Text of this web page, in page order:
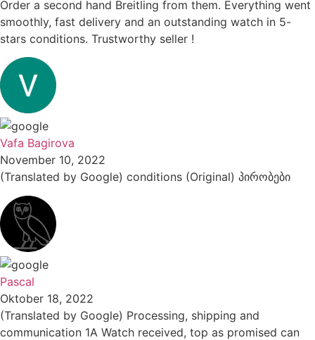
Order a second hand Breitling from them. Everything went
smoothly, fast delivery and an outstanding watch in 5-
stars conditions. Trustworthy seller !
Vafa Bagirova
November 10, 2022
(Translated by Google) conditions (Original) პირობები
Pascal
Oktober 18, 2022
(Translated by Google) Processing, shipping and
communication 1A Watch received, top as promised can